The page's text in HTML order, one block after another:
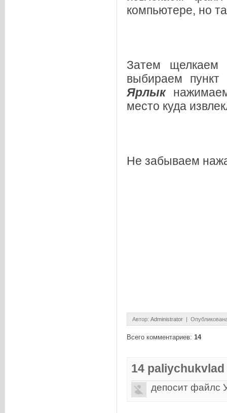
компьютере, но
Затем щелкаем
выбираем пункт
Ярлык
место куда
Не забываем
Автор: Administrator |
Всего комментариев: 14
14 paliychukvlad
депосит файлс